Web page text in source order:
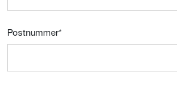
Postnummer*